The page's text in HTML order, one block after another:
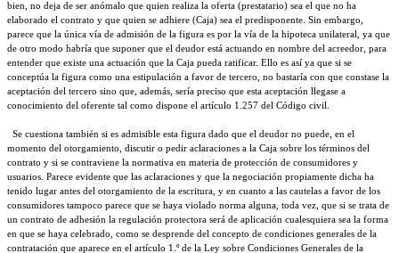
bien, no deja de ser anómalo que quien realiza la oferta (prestatario) sea el que no ha
elaborado el contrato y que quien se adhiere (Caja) sea el predisponente. Sin embargo,
parece que la única vía de admisión de la figura es por la vía de la hipoteca unilateral, ya que
de otro modo habría que suponer que el deudor está actuando en nombre del acreedor, para
entender que existe una actuación que la Caja pueda ratificar. Ello es así ya que si se
conceptúa la figura como una estipulación a favor de tercero, no bastaría con que constase la
aceptación del tercero sino que, además, sería preciso que esta aceptación llegase a
conocimiento del oferente tal como dispone el artículo 1.257 del Código civil.
Se cuestiona también si es admisible esta figura dado que el deudor no puede, en el
momento del otorgamiento, discutir o pedir aclaraciones a la Caja sobre los términos del
contrato y si se contraviene la normativa en materia de protección de consumidores y
usuarios. Parece evidente que las aclaraciones y que la negociación propiamente dicha ha
tenido lugar antes del otorgamiento de la escritura, y en cuanto a las cautelas a favor de los
consumidores tampoco parece que se haya violado norma alguna, toda vez, que si se trata de
un contrato de adhesión la regulación protectora será de aplicación cualesquiera sea la forma
en que se haya celebrado, como se desprende del concepto de condiciones generales de la
contratación que aparece en el artículo 1.º de la Ley sobre Condiciones Generales de la